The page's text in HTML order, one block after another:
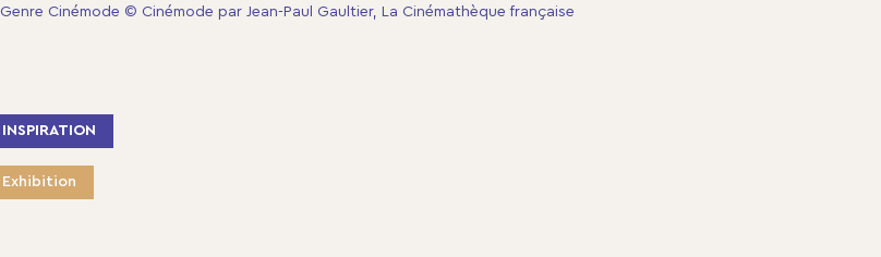
Genre Cinémode © Cinémode par Jean-Paul Gaultier, La Cinémathèque française
INSPIRATION
Exhibition